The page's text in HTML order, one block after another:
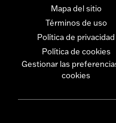
Mapa del sitio
Términos de uso
Política de privacidad
Política de cookies
Gestionar las
cookies